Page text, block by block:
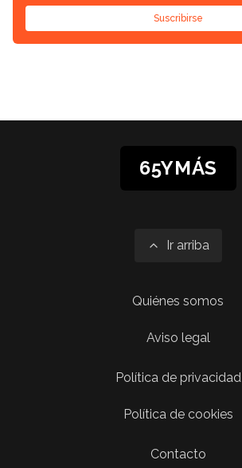
Suscribirse
65YMÁS
Ir arriba
Quiénes somos
Aviso legal
Política de privacidad
Política de cookies
Contacto